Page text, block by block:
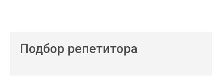
Подбор репетитора